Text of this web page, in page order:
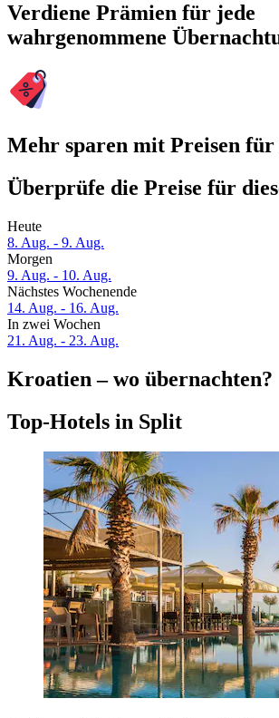
Verdiene Prämien für jede
wahrgenommene
Mehr sparen mit Preisen
Überprüfe die Preise für
Heute
8. Aug. - 9. Aug.
Morgen
9. Aug. - 10. Aug.
Nächstes Wochenende
14. Aug. - 16. Aug.
In zwei Wochen
21. Aug. - 23. Aug.
Kroatien – wo übernachten?
Top-Hotels in Split